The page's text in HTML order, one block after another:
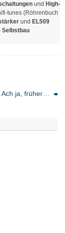
und High-
tunes (Röhrenbuch
und EL509
Selbstbau
Ach ja, früher…